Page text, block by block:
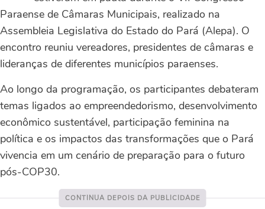
Paraense de Câmaras Municipais, realizado na
Assembleia Legislativa do Estado do Pará (Alepa). O
encontro reuniu vereadores, presidentes de câmaras e
lideranças de diferentes municípios paraenses.
Ao longo da programação, os participantes debateram
temas ligados ao empreendedorismo, desenvolvimento
econômico sustentável, participação feminina na
política e os impactos das transformações que o Pará
vivencia em um cenário de preparação para o futuro
pós-COP30.